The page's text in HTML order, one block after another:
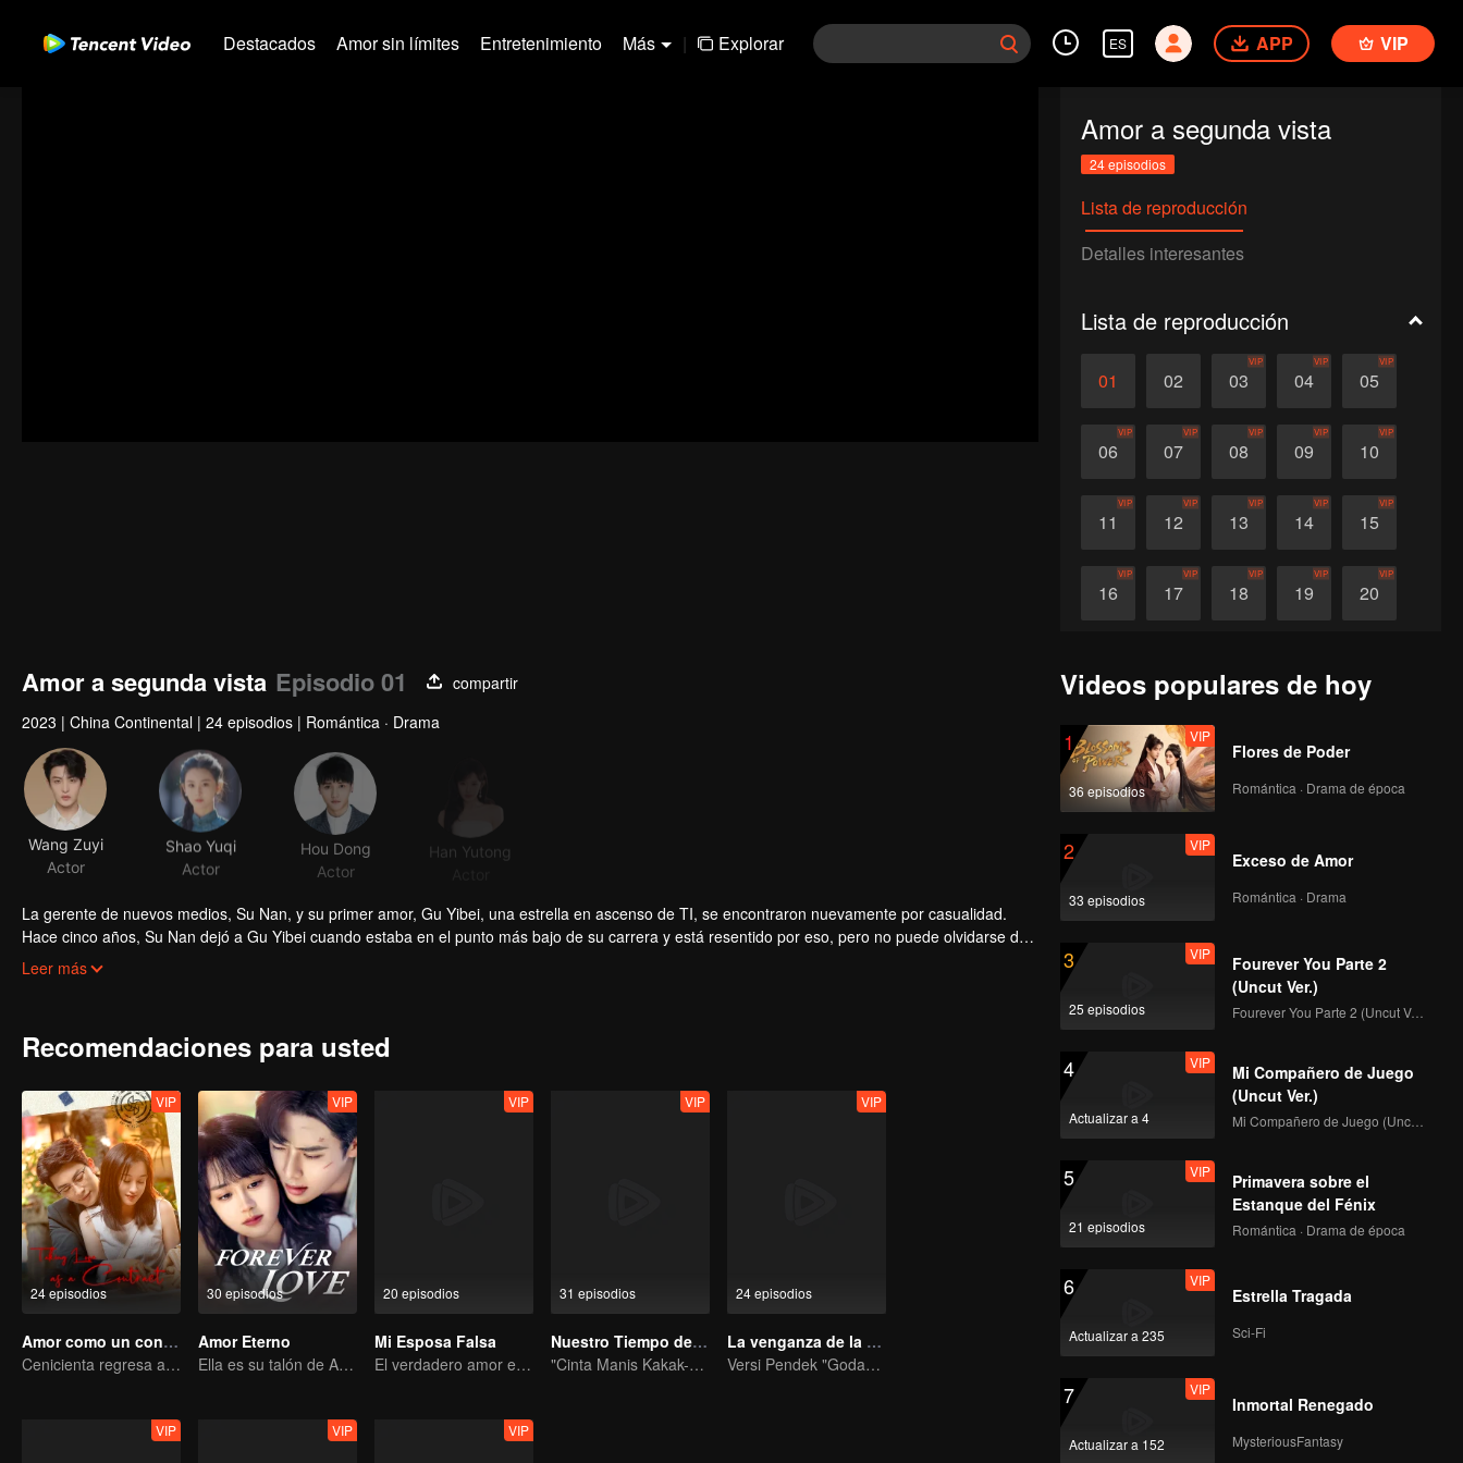
Destacados Amor sin límites Entretenimiento Más | Explorar ES APP VIP
Amor a segunda vista
24 episodios
Lista de reproducción
Detalles interesantes
Lista de reproducción
01 02 03
VIP
04
VIP
05
VIP
06
VIP
07
VIP
08
VIP
09
VIP
10
VIP
11
VIP
12
VIP
13
VIP
14
VIP
15
VIP
16
VIP
17
VIP
18
VIP
19
VIP
20
VIP
Amor a segunda vista Episodio 01
compartir
2023 | China Continental | 24 episodios | Romántica · Drama
Wang Zuyi
Actor
Shao Yuqi
Actor
Hou Dong
Actor
Han Yutong
La gerente de nuevos medios, Su Nan, y su primer amor, Gu Yibei, una estrella en ascenso de TI, se encontraron nuevamente por casualidad.
Hace cinco años, Su Nan dejó a Gu Yibei cuando estaba en el punto más bajo de su carrera y está resentido por eso, pero no puede olvidarse de
ella. Después de que se volvieron a encontrar, Gu Yibei comienza a crear oportunidades para encontrarse con Su Nan con frecuencia, y la triste
Leer más
Recomendaciones para usted
24 episodios
VIP
Amor como un contrato
Cenicienta regresa a la alta sociedad y encuentra el amor con el presidente
30 episodios
VIP
Amor Eterno
Ella es su talón de Aquiles y su armadura.
20 episodios
VIP
Mi Esposa Falsa
El verdadero amor engendrado en el matrimonio sustituto
31 episodios
VIP
Nuestro Tiempo de Amor
"Cinta Manis Kakak-Adik Xu Lu dan Lin Yi"
24 episodios
VIP
La venganza de la esposa
Versi Pendek "Godaan Pulang"
VIP VIP VIP
Videos populares de hoy
1
36 episodios
VIP
Flores de Poder
Romántica · Drama de época
2
33 episodios
VIP
Exceso de Amor
Romántica · Drama
3
25 episodios
VIP
Fourever You Parte 2
(Uncut Ver.)
Fourever You Parte 2 (Uncut Ver.)
4
Actualizar a 4
VIP
Mi Compañero de Juego
(Uncut Ver.)
Mi Compañero de Juego (Uncut Ver.)
5
21 episodios
VIP
Primavera sobre el
Estanque del Fénix
Romántica · Drama de época
6
Actualizar a 235
VIP
Estrella Tragada
Sci-Fi
7
Actualizar a 152
VIP
Inmortal Renegado
MysteriousFantasy